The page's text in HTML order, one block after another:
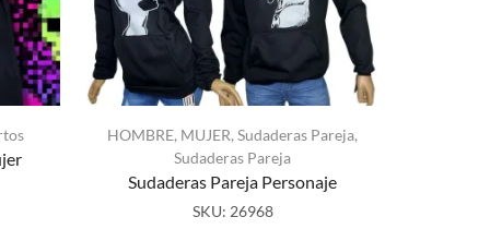
HOMBRE, MUJER, Sudaderas Pareja,
Sudaderas Pareja
Sudaderas Pareja Personaje
SKU: 26968